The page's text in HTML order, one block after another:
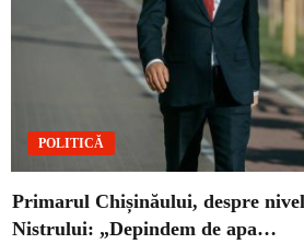
POLITICĂ
Primarul Chișinăului, despre
Nistrului: „Depindem de apa…